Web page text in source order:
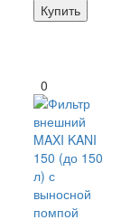
Купить
0